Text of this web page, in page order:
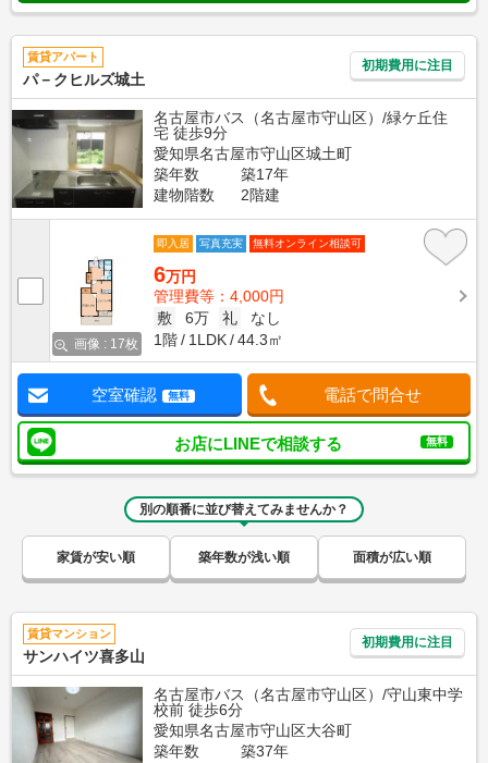
賃貸アパート
パ－クヒルズ城土
初期費用に注目
名古屋市バス（名古屋市守山区）/緑ケ丘住
宅 徒歩9分
愛知県名古屋市守山区城土町
築年数
築17年
建物階数
2階建
画像 : 17枚
即入居 写真充実 無料オンライン相談可
6万円
管理費等：4,000円
敷
6万 礼
なし
1階
1LDK 44.3㎡
空室確認 無料 電話で問合せ
お店にLINEで相談する 無料
別の順番に並び替えてみませんか？
家賃が安い順 築年数が浅い順 面積が広い順
賃貸マンション
サンハイツ喜多山
初期費用に注目
名古屋市バス（名古屋市守山区）/守山東中学
校前 徒歩6分
愛知県名古屋市守山区大谷町
築年数
築37年